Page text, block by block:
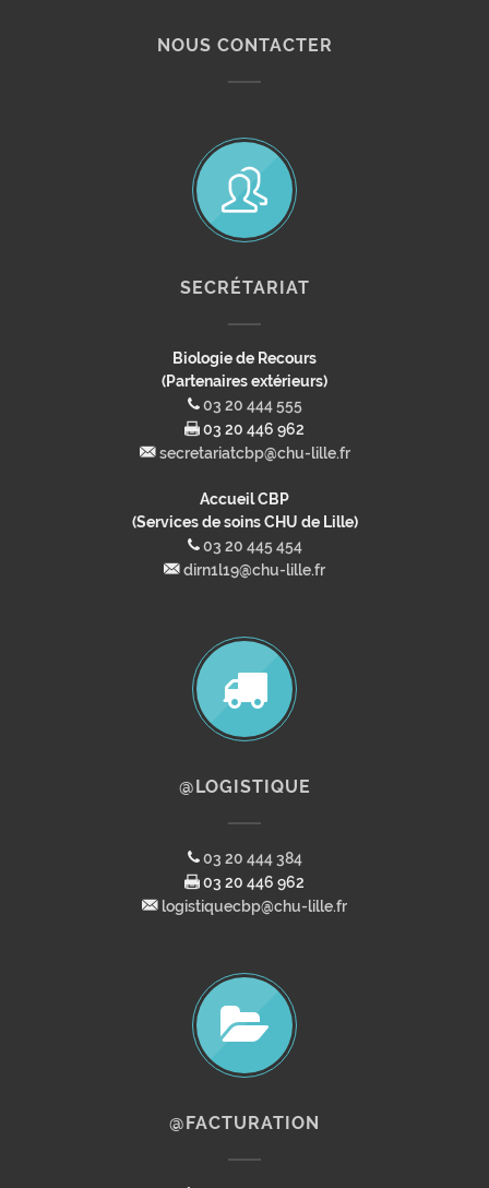
NOUS CONTACTER
SECRÉTARIAT
Biologie de Recours
(Partenaires extérieurs)
03 20 444 555
03 20 446 962
secretariatcbp@chu-lille.fr
Accueil CBP
(Services de soins CHU de Lille)
03 20 445 454
dirn1l19@chu-lille.fr
@LOGISTIQUE
03 20 444 384
03 20 446 962
logistiquecbp@chu-lille.fr
@FACTURATION